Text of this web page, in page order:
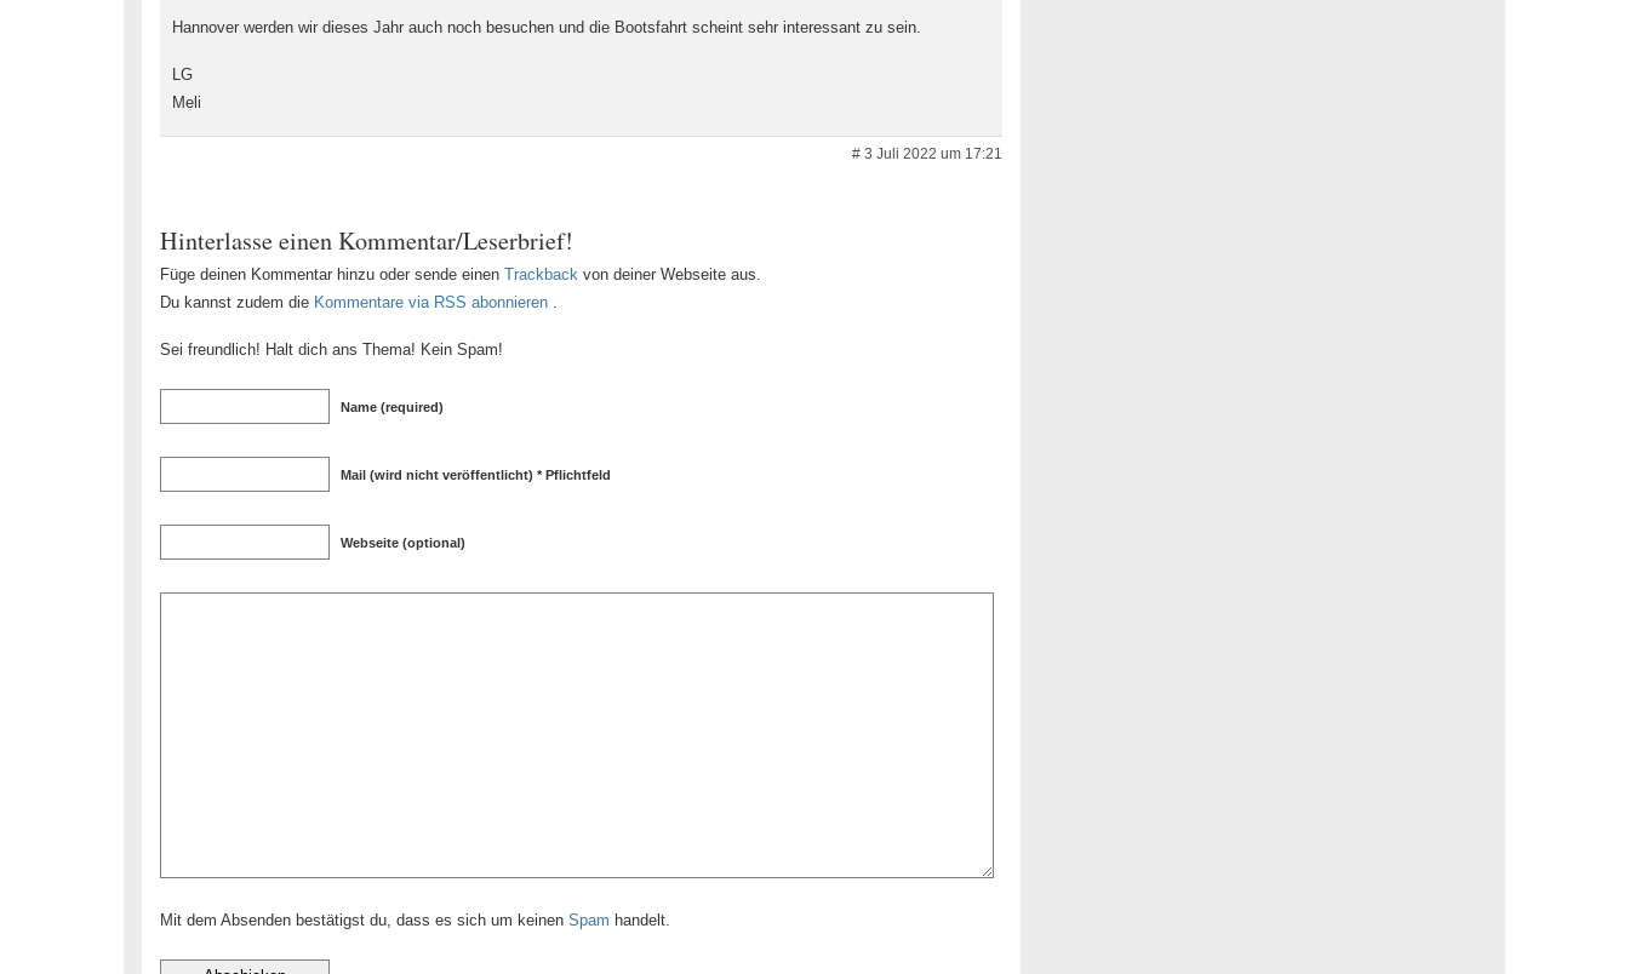
Hannover werden wir dieses Jahr auch noch besuchen und die Bootsfahrt scheint sehr interessant zu sein.
LG
Meli
# 3 Juli 2022 um 17:21
Hinterlasse einen Kommentar/Leserbrief!
Füge deinen Kommentar hinzu oder sende einen Trackback von deiner Webseite aus.
Du kannst zudem die Kommentare via RSS abonnieren
Sei freundlich! Halt dich ans Thema! Kein Spam!
Name (required)
Mail (wird nicht veröffentlicht) * Pflichtfeld
Webseite (optional)
Mit dem Absenden bestätigst du, dass es sich um keinen Spam handelt.